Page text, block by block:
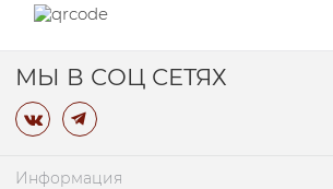
МЫ В СОЦ СЕТЯХ
Информация